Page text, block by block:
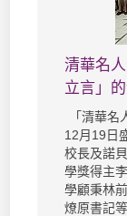
清華名
立言」
「清華名
12月19日
校長及諾
學獎得主
學顧秉林
燎原書記